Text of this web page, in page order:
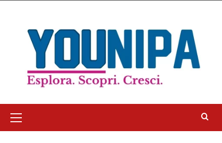
contenuto
principale